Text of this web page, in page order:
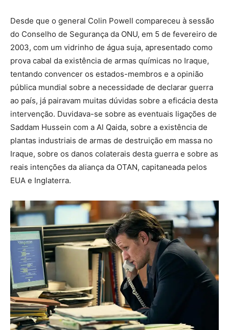
Desde que o general Colin Powell compareceu à sessão
do Conselho de Segurança da ONU, em 5 de fevereiro de
2003, com um vidrinho de água suja, apresentado como
prova cabal da existência de armas químicas no Iraque,
tentando convencer os estados-membros e a opinião
pública mundial sobre a necessidade de declarar guerra
ao país, já pairavam muitas dúvidas sobre a eficácia desta
intervenção. Duvidava-se sobre as eventuais ligações de
Saddam Hussein com a Al Qaida, sobre a existência de
plantas industriais de armas de destruição em massa no
Iraque, sobre os danos colaterais desta guerra e sobre as
reais intenções da aliança da OTAN, capitaneada pelos
EUA e Inglaterra.